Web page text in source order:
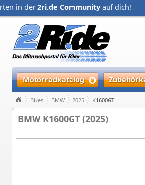
in der 2ri.de Community auf dich!
Motorradkatalog
Bikes BMW 2025 K1600GT
BMW K1600GT (2025)